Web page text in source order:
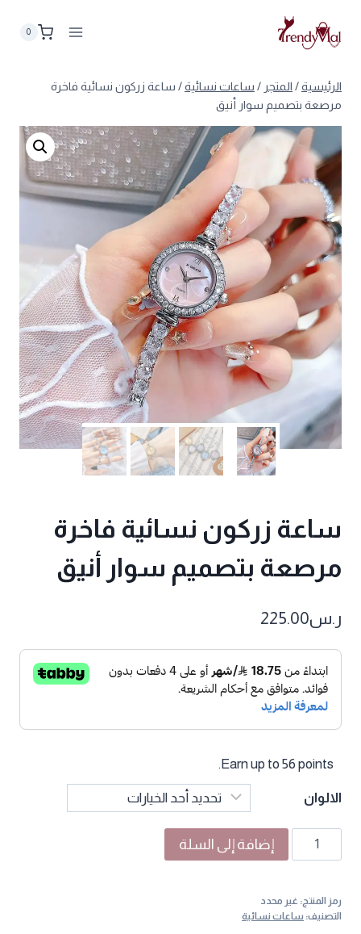
0
الرئيسية/ المتجر / ساعات نسائية/ ساعة زركون نسائية فاخرة
مرصعة بتصميم سوار أنيق
ساعة زركون نسائية فاخرة
مرصعة بتصميم سوار أنيق
ر.س225.00
Earn up to 56 points.
الالوان
كمية
ساعة
نسائية
فاخرة
إضافة إلى السلة
رمز المنتج: غير محدد
التصنيف: ساعات نسائية